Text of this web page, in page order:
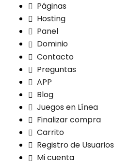
Páginas
Hosting
Panel
Dominio
Contacto
Preguntas
APP
Blog
Juegos en Línea
Finalizar compra
Carrito
Registro de Usuarios
Mi cuenta